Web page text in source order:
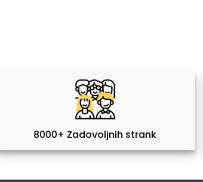
8000+ Zadovoljnih strank